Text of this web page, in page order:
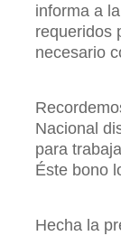
informa a
requeridos
necesario
Nacional
para
Éste bono
Hecha la